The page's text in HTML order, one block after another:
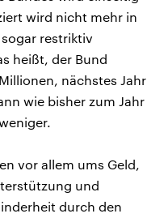
wird nicht mehr in
restriktiv
heißt, der Bund
nächstes Jahr
wie bisher zum Jahr
vor allem ums Geld,
und
durch den